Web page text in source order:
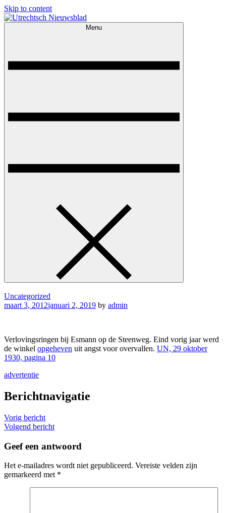
Skip to content
Menu
Uncategorized
maart 3, 2012januari 2, 2019 by admin
Verlovingsringen bij Esmann op de Steenweg. Eind vorig jaar werd
de winkel opgeheven uit angst voor overvallen. UN, 29 oktober
1930, pagina 10
advertentie
Berichtnavigatie
Vorig bericht
Volgend bericht
Geef een antwoord
Het e-mailadres wordt niet gepubliceerd. Vereiste velden zijn
gemarkeerd met *